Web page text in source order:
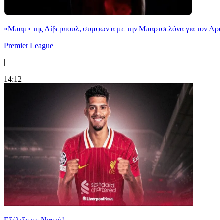
«Μπαμ» της Λίβερπουλ, συμφωνία με την Μπαρτσελόνα για τον
Premier League
|
14:12